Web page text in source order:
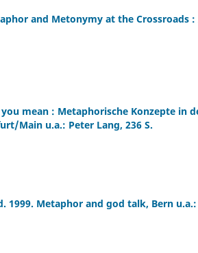
and Metonymy at the Crossroads
mean : Metaphorische Konzepte in
Main u.a.: Peter Lang, 236 S.
1999. Metaphor and god talk, Bern u.a.: